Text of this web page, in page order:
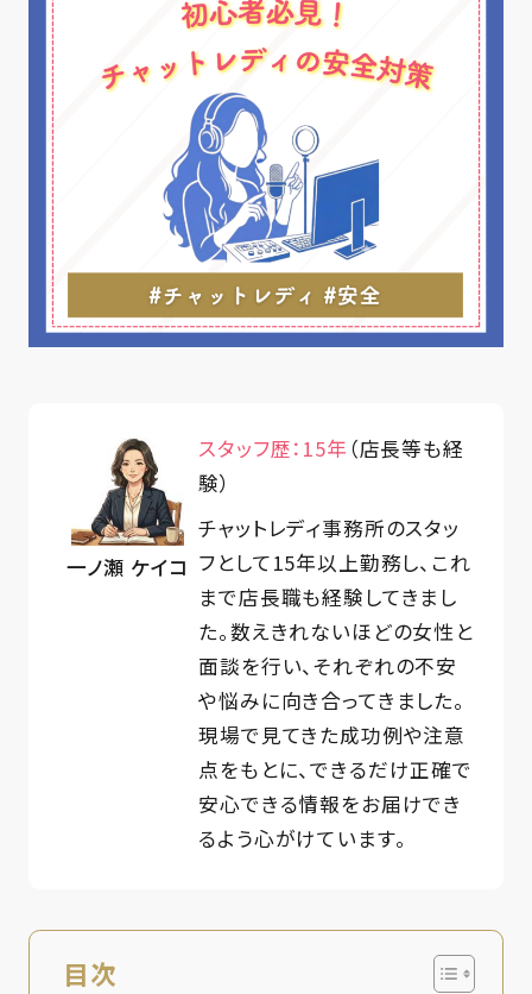
一ノ瀬 ケイコ
スタッフ歴：15年 （店長等も経
験）
チャットレディ事務所のスタッ
フとして15年以上勤務し、これ
まで店長職も経験してきまし
た。数えきれないほどの女性と
面談を行い、それぞれの不安
や悩みに向き合ってきました。
現場で見てきた成功例や注意
点をもとに、できるだけ正確で
安心できる情報をお届けでき
るよう心がけています。
目次